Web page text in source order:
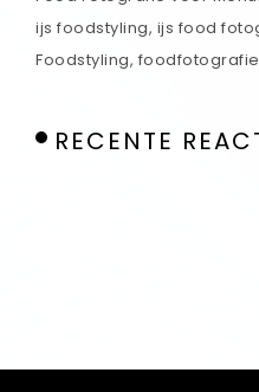
ijs foodstyling, ijs food
Foodstyling,
RECENTE